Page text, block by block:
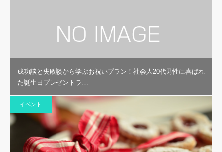
成功談と失敗談から学ぶお祝いプラン！社会人20代男性に喜ばれ
た誕生日プレゼントラ…
イベント